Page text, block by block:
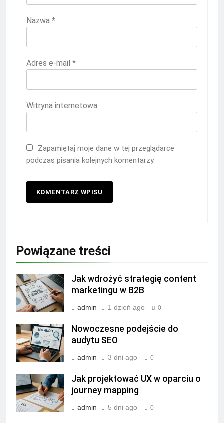
Nazwa *
Adres e-mail *
Witryna internetowa
Zapamiętaj moje dane w tej przeglądarce
podczas pisania kolejnych komentarzy.
Powiązane treści
Jak wdrożyć strategię content
marketingu w B2B
admin 1 dzień ago 0
Nowoczesne podejście do
audytu SEO
admin 3 dni ago 0
Jak projektować UX w oparciu o
journey mapping
admin 5 dni ago 0